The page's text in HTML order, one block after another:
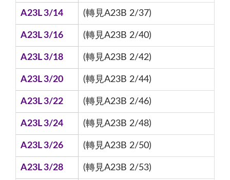
A23L 3/14 (轉見A23B 2/37)
A23L 3/16 (轉見A23B 2/40)
A23L 3/18 (轉見A23B 2/42)
A23L 3/20 (轉見A23B 2/44)
A23L 3/22 (轉見A23B 2/46)
A23L 3/24 (轉見A23B 2/48)
A23L 3/26 (轉見A23B 2/50)
A23L 3/28 (轉見A23B 2/53)